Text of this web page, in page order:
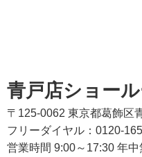
青戸店ショー
〒125-0062 東京都葛飾区
フリーダイヤル：0120-
営業時間 9:00～17:30 年中